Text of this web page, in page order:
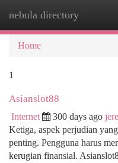
nebula directory
Home
1
Asianslot88
Internet 300 days ago
Ketiga, aspek perjudian
penting. Pengguna harus
kerugian finansial.